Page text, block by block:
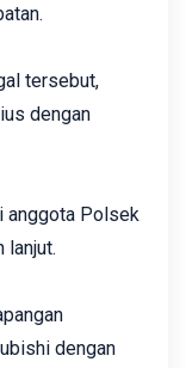
tersebut,
dengan
anggota Polsek
lanjut.
dengan